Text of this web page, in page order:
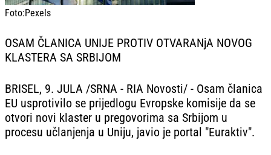
Foto:Pexels
OSAM ČLANICA UNIJE PROTIV OTVARANjA NOVOG
KLASTERA SA SRBIJOM
BRISEL, 9. JULA /SRNA - RIA Novosti/ - Osam članica
EU usprotivilo se prijedlogu Evropske komisije da se
otvori novi klaster u pregovorima sa Srbijom u
procesu učlanjenja u Uniju, javio je portal "Euraktiv".